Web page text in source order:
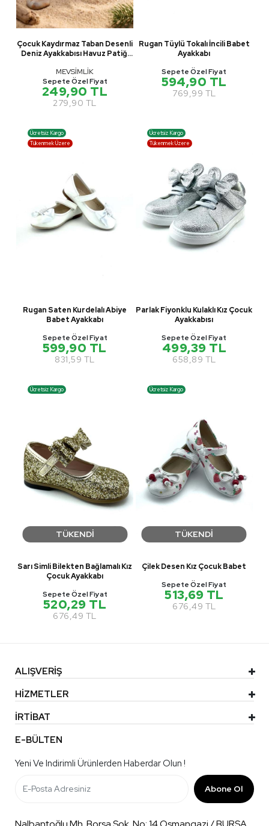
Çocuk Kaydırmaz Taban Desenli
Deniz Ayakkabısı Havuz Patiği
MEVSİMLİK
Sepete Özel Fiyat
249,90 TL
279,90 TL
Rugan Tüylü Tokalı İncili Babet
Ayakkabı
Sepete Özel Fiyat
594,90 TL
769,99 TL
Ücretsiz Kargo
Tükenmek Üzere
Rugan Saten Kurdelalı Abiye
Babet Ayakkabı
Sepete Özel Fiyat
599,90 TL
831,59 TL
Ücretsiz Kargo
Tükenmek Üzere
Parlak Fiyonklu Kulaklı Kız Çocuk
Ayakkabısı
Sepete Özel Fiyat
499,39 TL
658,89 TL
Ücretsiz Kargo
TÜKENDİ
Sarı Simli Bilekten Bağlamalı Kız
Çocuk Ayakkabı
Sepete Özel Fiyat
520,29 TL
676,49 TL
Ücretsiz Kargo
TÜKENDİ
Çilek Desen Kız Çocuk Babet
Sepete Özel Fiyat
513,69 TL
676,49 TL
ALIŞVERİŞ
HİZMETLER
İRTİBAT
E-BÜLTEN
Yeni Ve Indirimli Ürünlerden Haberdar Olun !
Abone Ol